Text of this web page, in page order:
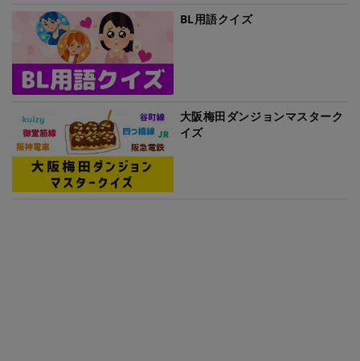
BL用語クイズ
大阪梅田ダンジョンマスターク
イズ